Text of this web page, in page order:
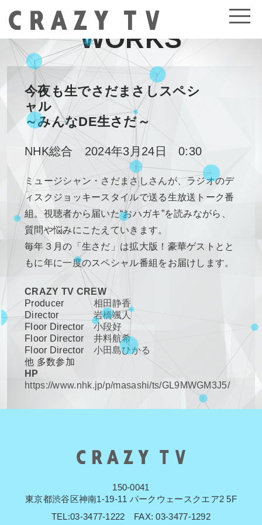
WORKS
今夜も生でさだまさしスペシ
ャル
～みんなDE生さだ～
NHK総合 2024年3月24日 0:30
ミュージシャン・さだまさしさんが、ラジオのデ
ィスクジョッキースタイルで送る生放送トーク番
組。視聴者から届いた“おハガキ”を読みながら、
質問や悩みにこたえていきます。
毎年３月の「生さだ」は拡大版！豪華ゲストとと
もに年に一度のスペシャル番組をお届けします。
CRAZY TV CREW
Producer
Director
Floor Director
Floor Director
Floor Director
他 多数参加
相田静香
岩橋颯人
小段好
井料航希
小田島ひかる
HP
https://www.nhk.jp/p/masashi/ts/GL9MWGM3J5/
150-0041
東京都渋谷区神南1-19-11 パークウェースクエア2 5F
TEL:03-3477-1222 FAX: 03-3477-1292